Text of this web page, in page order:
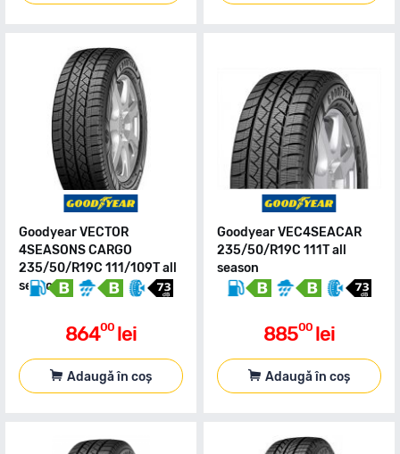
Goodyear VECTOR
4SEASONS CARGO
235/50/R19C 111/109T all
season
86400 lei
Adaugă în coș
Goodyear VEC4SEACAR
235/50/R19C 111T all
season
88500 lei
Adaugă în coș